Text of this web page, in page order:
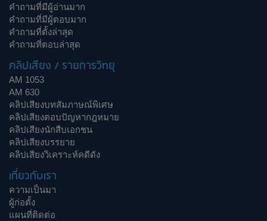
คำถามที่มีผู้อ่านมาก
คำถามที่มีผู้ตอบมาก
คำถามที่ตั้งล่าสุด
คำถามที่ตอบล่าสุด
คลิปเสียง / รายการวิทยุ
AM 1053
AM 630
คลิปเสียงบทสัมภาษณ์พิเศษ
คลิปเสียงตอบปัญหากฎหมาย
คลิปเสียงนักสืบเอกชน
คลิปเสียงบรรยาย
คลิปเสียงวิเคราะห์คดีดัง
เกี่ยวกับเรา
ความเป็นมา
ผู้ก่อตั้ง
แผนที่ติดต่อ